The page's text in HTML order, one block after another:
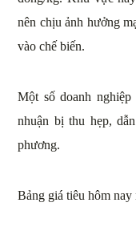
nên chịu ảnh hưởng
vào chế biến.
Một số doanh
nhuận bị thu hẹp,
phương.
Bảng giá tiêu hôm nay